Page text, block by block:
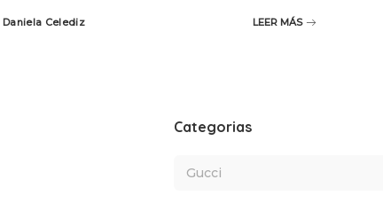
Posted
Daniela Celediz LEER MÁS
Categorias